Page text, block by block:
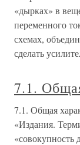
«дырках» в
переменного
схемах,
сделать
7.1.
7.1. Общая
«Издания.
«совокупность